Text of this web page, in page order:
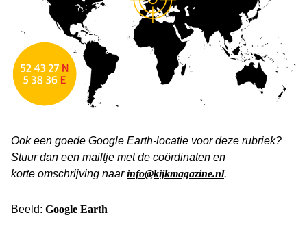
Ook een goede Google Earth-locatie voor deze rubriek?
Stuur dan een mailtje met de coördinaten en
korte omschrijving naarinfo@kijkmagazine.nl.
Beeld: Google Earth